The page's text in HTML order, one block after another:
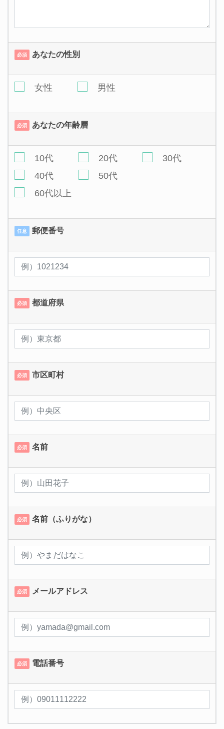
必須 あなたの性別
女性 男性
必須 あなたの年齢層
10代 20代
30代
40代
50代
60代以上
任意 郵便番号
必須 都道府県
必須 市区町村
必須 名前
必須 名前（ふりがな）
必須 メールアドレス
必須 電話番号